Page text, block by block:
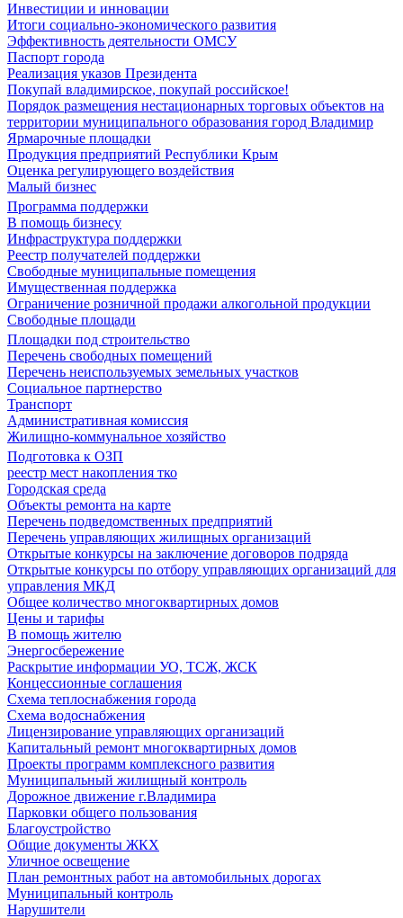
Инвестиции и инновации
Итоги социально-экономического развития
Эффективность деятельности ОМСУ
Паспорт города
Реализация указов Президента
Покупай владимирское, покупай российское!
Порядок размещения нестационарных торговых объектов на
территории муниципального образования город Владимир
Ярмарочные площадки
Продукция предприятий Республики Крым
Оценка регулирующего воздействия
Малый бизнес
Программа поддержки
В помощь бизнесу
Инфраструктура поддержки
Реестр получателей поддержки
Свободные муниципальные помещения
Имущественная поддержка
Ограничение розничной продажи алкогольной продукции
Свободные площади
Площадки под строительство
Перечень свободных помещений
Перечень неиспользуемых земельных участков
Социальное партнерство
Транспорт
Административная комиссия
Жилищно-коммунальное хозяйство
Подготовка к ОЗП
реестр мест накопления тко
Городская среда
Объекты ремонта на карте
Перечень подведомственных предприятий
Перечень управляющих жилищных организаций
Открытые конкурсы на заключение договоров подряда
Открытые конкурсы по отбору управляющих организаций для
управления МКД
Общее количество многоквартирных домов
Цены и тарифы
В помощь жителю
Энергосбережение
Раскрытие информации УО, ТСЖ, ЖСК
Концессионные соглашения
Схема теплоснабжения города
Схема водоснабжения
Лицензирование управляющих организаций
Капитальный ремонт многоквартирных домов
Проекты программ комплексного развития
Муниципальный жилищный контроль
Дорожное движение г.Владимира
Парковки общего пользования
Благоустройство
Общие документы ЖКХ
Уличное освещение
План ремонтных работ на автомобильных дорогах
Муниципальный контроль
Нарушители